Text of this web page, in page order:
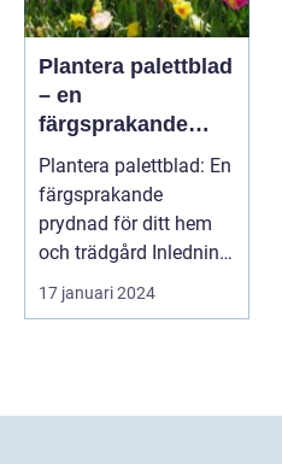
Plantera palettblad
– en
färgsprakande
prydnad för ditt
hem och trädgård
Plantera palettblad: En
färgsprakande
prydnad för ditt hem
och trädgård Inledning
Palettblad är en ...
17 januari 2024